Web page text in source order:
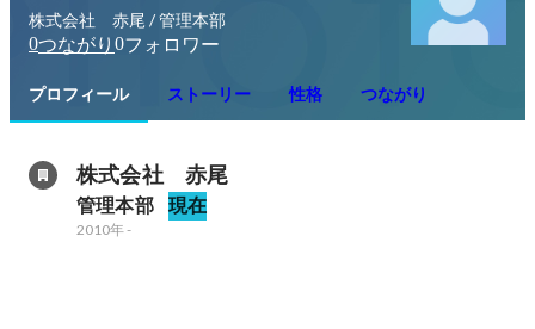
株式会社 赤尾 / 管理本部
0つながり 0フォロワー
プロフィール ストーリー 性格 つながり
株式会社　赤尾
管理本部 現在
2010年-